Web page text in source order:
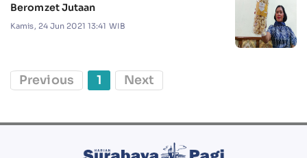
Beromzet Jutaan
Kamis, 24 Jun 2021 13:41 WIB
Previous 1 Next